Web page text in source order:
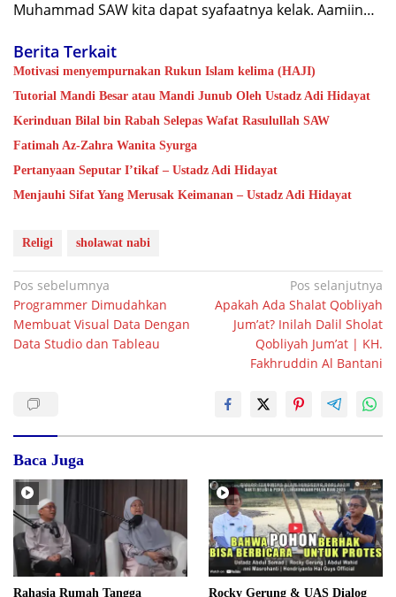
Muhammad SAW kita dapat syafaatnya kelak. Aamiin…
Berita Terkait
Motivasi menyempurnakan Rukun Islam kelima (HAJI)
Tutorial Mandi Besar atau Mandi Junub Oleh Ustadz Adi Hidayat
Kerinduan Bilal bin Rabah Selepas Wafat Rasulullah SAW
Fatimah Az-Zahra Wanita Syurga
Pertanyaan Seputar I’tikaf – Ustadz Adi Hidayat
Menjauhi Sifat Yang Merusak Keimanan – Ustadz Adi Hidayat
Religi sholawat nabi
Navigasi
pos
Pos sebelumnya
Programmer Dimudahkan
Membuat Visual Data Dengan
Data Studio dan Tableau
Pos selanjutnya
Apakah Ada Shalat Qobliyah
Jum’at? Inilah Dalil Sholat
Qobliyah Jum’at | KH.
Fakhruddin Al Bantani
Baca Juga
Rahasia Rumah Tangga Rocky Gerung & UAS Dialog